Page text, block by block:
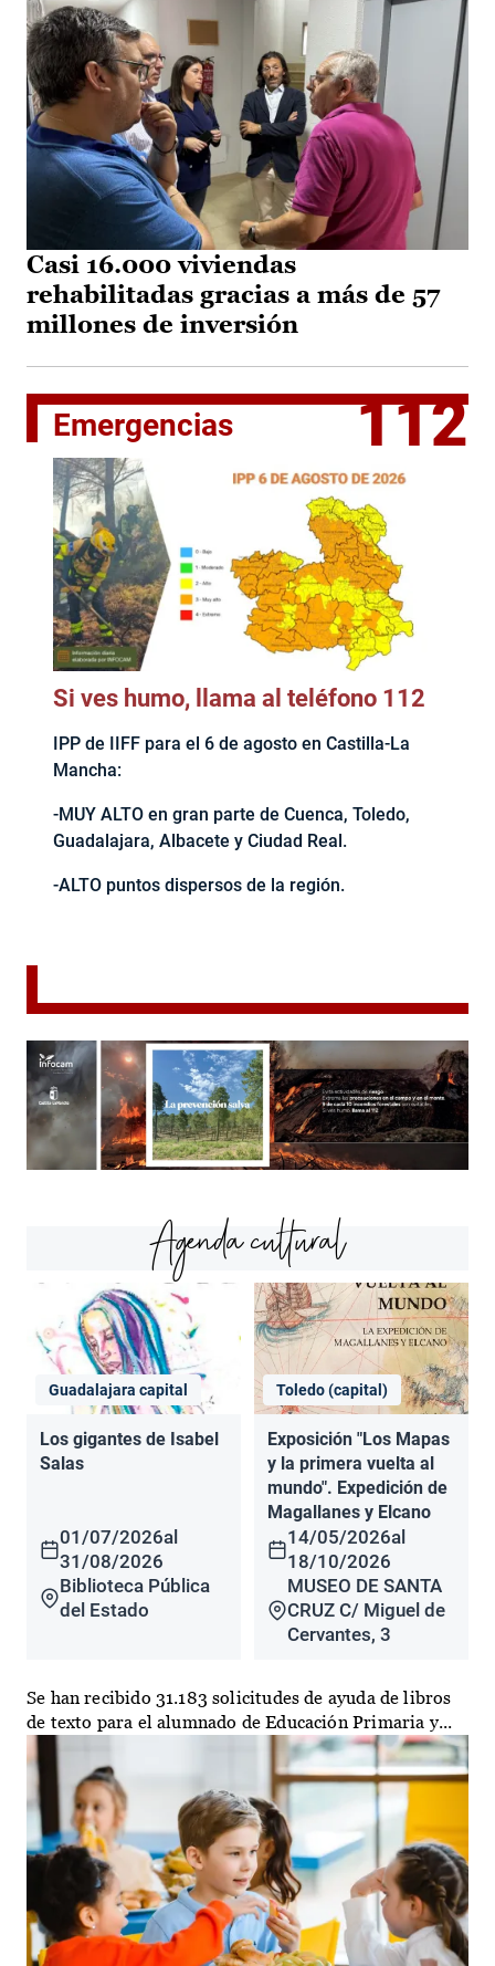
Casi 16.000 viviendas
rehabilitadas gracias a más de 57
millones de inversión
Emergencias 112
Si ves humo, llama al teléfono 112
IPP de IIFF para el 6 de agosto en Castilla-La
Mancha:
-MUY ALTO en gran parte de Cuenca, Toledo,
Guadalajara, Albacete y Ciudad Real.
-ALTO puntos dispersos de la región.
Agenda cultural
Guadalajara capital
Los gigantes de Isabel
Salas
01/07/2026al
31/08/2026
Biblioteca Pública
del Estado
Toledo (capital)
Exposición "Los Mapas
y la primera vuelta al
mundo". Expedición de
Magallanes y Elcano
14/05/2026al
18/10/2026
MUSEO DE SANTA
CRUZ C/ Miguel de
Cervantes, 3
Se han recibido 31.183 solicitudes de ayuda de libros
de texto para el alumnado de Educación Primaria y...